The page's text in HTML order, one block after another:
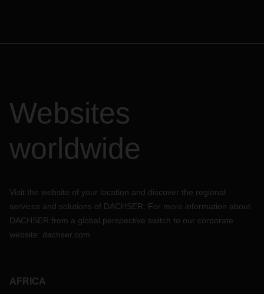
Websites
worldwide
Visit the website of your location and discover the regional
services and solutions of DACHSER. For more information about
DACHSER from a global perspective switch to our corporate
website: dachser.com
AFRICA